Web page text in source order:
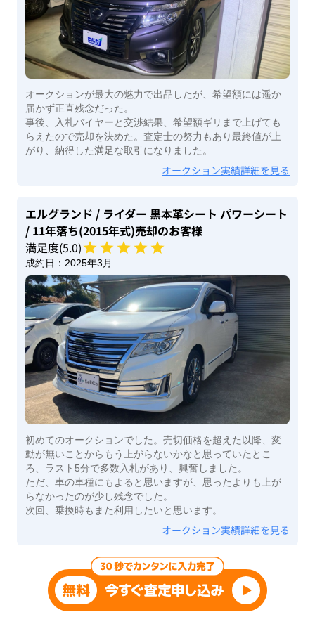
オークションが最大の魅力で出品したが、希望額には遥か
届かず正直残念だった。
事後、入札バイヤーと交渉結果、希望額ギリまで上げても
らえたので売却を決めた。査定士の努力もあり最終値が上
がり、納得した満足な取引になりました。
オークション実績詳細を見る
エルグランド / ライダー 黒本革シート パワーシート
/ 11年落ち(2015年式)売却のお客様
満足度(5.0)
成約日： 2025年3月
初めてのオークションでした。売切価格を超えた以降、変
動が無いことからもう上がらないかなと思っていたとこ
ろ、ラスト5分で多数入札があり、興奮しました。
ただ、車の車種にもよると思いますが、思ったよりも上が
らなかったのが少し残念でした。
次回、乗換時もまた利用したいと思います。
オークション実績詳細を見る